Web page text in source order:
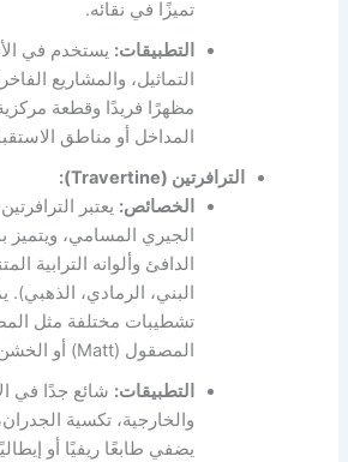
تميزًا في نقائه.
التطبيقات: يستخدم في
التماثيل، والمشاريع
مظهرًا فريدًا وقطعة
المداخل أو مناطق
الترافرتين (Travertine):
الخصائص: يعتبر
الجيري المسامي،
الدافئ وألوانه الترابية
البني، الرمادي،
تشطيبات مختلفة مثل
المصقول (Matt) أو الخشن.
التطبيقات: شائع جدًا في
والخارجية، تكسية
يضفي طابعًا ريفيًا أو